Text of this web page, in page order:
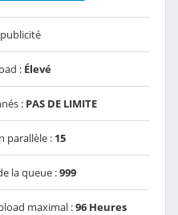
: Élevé
: PAS DE LIMITE
parallèle : 15
la queue :999
maximal :96 Heures